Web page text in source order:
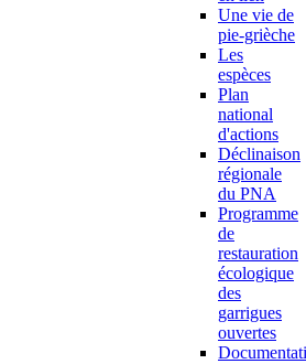
Une vie de
pie-grièche
Les
espèces
Plan
national
d'actions
Déclinaison
régionale
du PNA
Programme
de
restauration
écologique
des
garrigues
ouvertes